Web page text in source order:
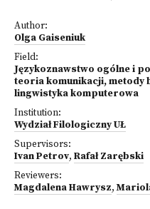
Author:
Olga Gaiseniuk
Field:
Językoznawstwo ogólne i
teoria komunikacji, metody
lingwistyka komputerowa
Institution:
Wydział Filologiczny UŁ
Supervisors:
Ivan Petrov, Rafał Zarębski
Reviewers:
Magdalena Hawrysz,